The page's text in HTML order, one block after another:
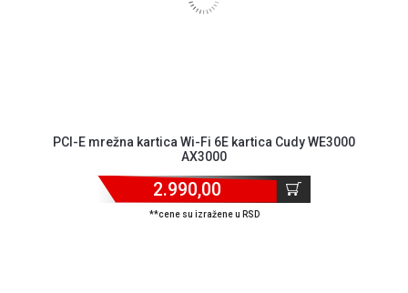
PCI-E mrežna kartica Wi-Fi 6E kartica Cudy WE3000
AX3000
2.990,00
**cene su izražene u RSD